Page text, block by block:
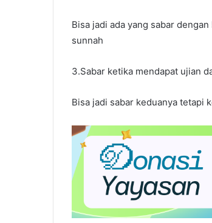
Bisa jadi ada yang sabar
sunnah
3.Sabar ketika mendapat ujian
Bisa jadi sabar keduanya tetapi